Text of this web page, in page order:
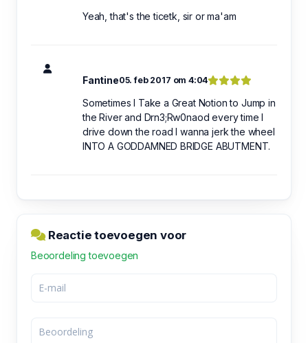
Yeah, that's the ticetk, sir or ma'am
Fantine05. feb 2017 om 4:04
Sometimes I Take a Great Notion to Jump in
the River and Drn3;Rw0naod every time I
drive down the road I wanna jerk the wheel
INTO A GODDAMNED BRIDGE ABUTMENT.
Reactie toevoegen voor
Beoordeling toevoegen